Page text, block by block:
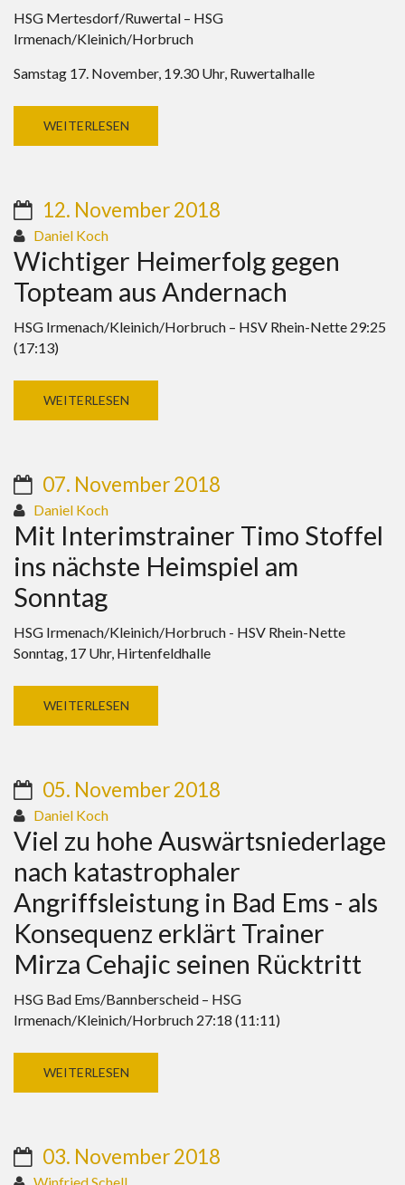
HSG Mertesdorf/Ruwertal – HSG
Irmenach/Kleinich/Horbruch
Samstag 17. November, 19.30 Uhr, Ruwertalhalle
WEITERLESEN
12. November 2018
Daniel Koch
Wichtiger Heimerfolg gegen
Topteam aus Andernach
HSG Irmenach/Kleinich/Horbruch – HSV Rhein-Nette 29:25
(17:13)
WEITERLESEN
07. November 2018
Daniel Koch
Mit Interimstrainer Timo Stoffel
ins nächste Heimspiel am
Sonntag
HSG Irmenach/Kleinich/Horbruch - HSV Rhein-Nette
Sonntag, 17 Uhr, Hirtenfeldhalle
WEITERLESEN
05. November 2018
Daniel Koch
Viel zu hohe Auswärtsniederlage
nach katastrophaler
Angriffsleistung in Bad Ems - als
Konsequenz erklärt Trainer
Mirza Cehajic seinen Rücktritt
HSG Bad Ems/Bannberscheid – HSG
Irmenach/Kleinich/Horbruch 27:18 (11:11)
WEITERLESEN
03. November 2018